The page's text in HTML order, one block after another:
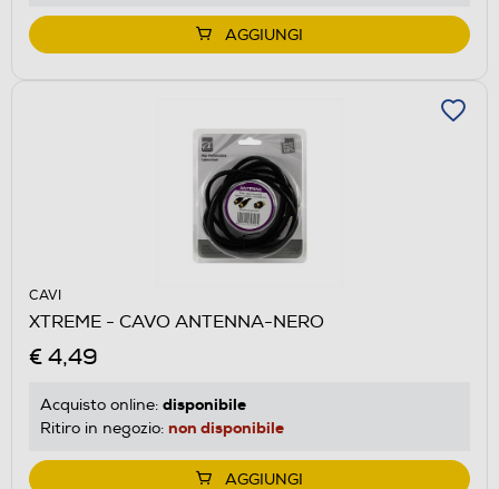
AGGIUNGI
CAVI
XTREME - CAVO ANTENNA-NERO
€ 4,49
Acquisto online: disponibile
Ritiro in negozio: non disponibile
AGGIUNGI